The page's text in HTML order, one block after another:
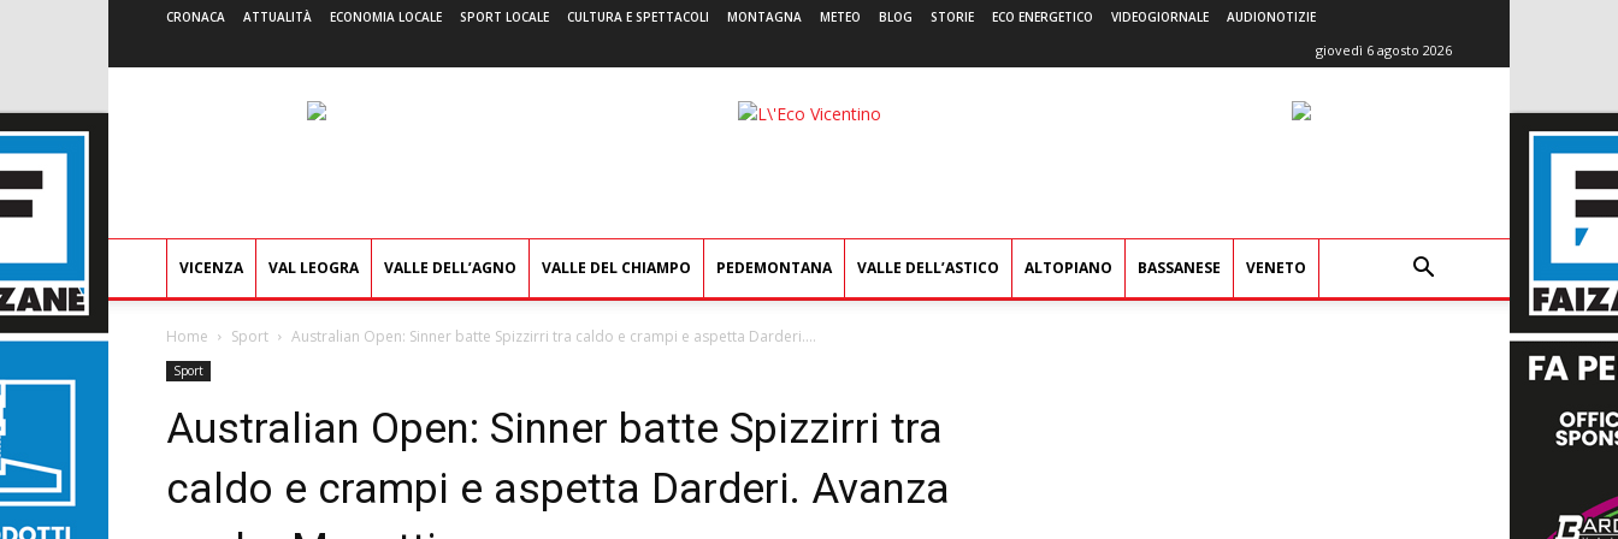
CRONACA ATTUALITÀ ECONOMIA LOCALE SPORT LOCALE CULTURA E SPETTACOLI MONTAGNA METEO BLOG STORIE ECO ENERGETICO VIDEOGIORNALE AUDIONOTIZIE
giovedì 6 agosto 2026
L'Eco
VICENZA VAL LEOGRA VALLE DELL’AGNO VALLE DEL CHIAMPO PEDEMONTANA VALLE DELL’ASTICO ALTOPIANO BASSANESE VENETO
Home Sport Australian Open: Sinner batte Spizzirri tra caldo e crampi e aspetta Darderi....
Sport
Australian Open: Sinner batte Spizzirri tra
caldo e crampi e aspetta Darderi. Avanza